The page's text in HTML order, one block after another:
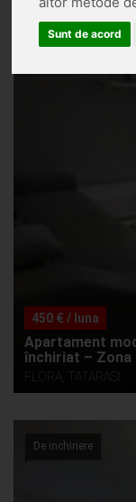
Sunt de acord
450 € / luna
Apartament
închiriat – Zona
FLORA, TATARASI
De inchiriere